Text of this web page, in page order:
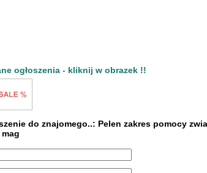
ogłoszenia - kliknij w obrazek !!
do znajomego..: Pelen zakres pomocy